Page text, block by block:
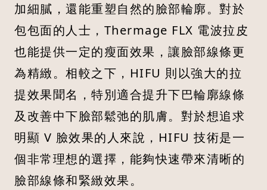
加細膩，還能重塑自然的臉部輪廓。對於
包包面的人士，Thermage FLX 電波拉皮
也能提供一定的瘦面效果，讓臉部線條更
為精緻。相較之下，HIFU 則以強大的拉
提效果聞名，特別適合提升下巴輪廓線條
及改善中下臉部鬆弛的肌膚。對於想追求
明顯 V 臉效果的人來說，HIFU 技術是一
個非常理想的選擇，能夠快速帶來清晰的
臉部線條和緊緻效果。